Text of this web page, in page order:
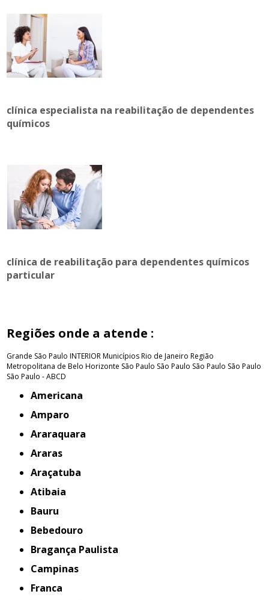
clínica especialista na reabilitação de dependentes
químicos
clínica de reabilitação para dependentes químicos
particular
Regiões onde a atende :
Grande São Paulo INTERIORMunicípios Rio de Janeiro Região
Metropolitana de Belo Horizonte São Paulo São Paulo São Paulo São Paulo
São Paulo - ABCD
Americana
Amparo
Araraquara
Araras
Araçatuba
Atibaia
Bauru
Bebedouro
Bragança Paulista
Campinas
Franca